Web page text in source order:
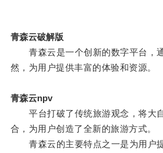
青森云破解版
青森云是一个创新的数字平台，
然，为用户提供丰富的体验和资源。
青森云npv
平台打破了传统旅游观念，将大
合，为用户创造了全新的旅游方式。
青森云的主要特点之一是为用户